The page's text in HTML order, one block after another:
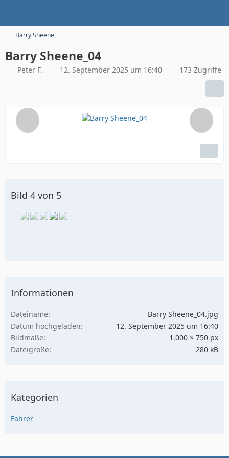
Barry Sheene
Barry Sheene_04
Peter F. 12. September 2025 um 16:40 173 Zugriffe
Bild 4 von 5
Informationen
Dateiname
Barry Sheene_04.jpg
Datum hochgeladen
12. September 2025 um 16:40
Bildmaße
1.000 × 750 px
Dateigröße
280 kB
Kategorien
Fahrer